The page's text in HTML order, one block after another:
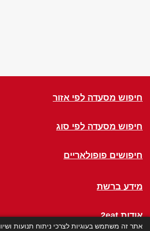
חיפוש מסעדה לפי אזור
חיפוש מסעדה לפי סוג
חיפושים פופולאריים
מידע ברשת
אודות 2eat
אתר זה משתמש בעוגיות לצרכי ניתוח תנועות